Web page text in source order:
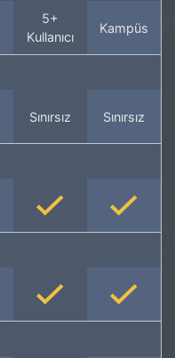
5+
Kullanıcı
Kampüs
Sınırsız Sınırsız